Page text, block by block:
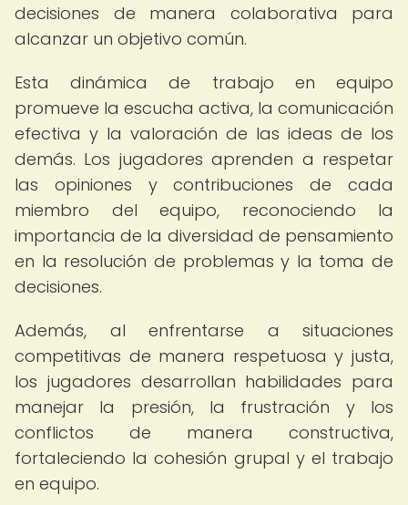
decisiones de manera colaborativa para
alcanzar un objetivo común.
Esta dinámica de trabajo en equipo
promueve la escucha activa, la comunicación
efectiva y la valoración de las ideas de los
demás. Los jugadores aprenden a respetar
las opiniones y contribuciones de cada
miembro del equipo, reconociendo la
importancia de la diversidad de pensamiento
en la resolución de problemas y la toma de
decisiones.
Además, al enfrentarse a situaciones
competitivas de manera respetuosa y justa,
los jugadores desarrollan habilidades para
manejar la presión, la frustración y los
conflictos de manera constructiva,
fortaleciendo la cohesión grupal y el trabajo
en equipo.